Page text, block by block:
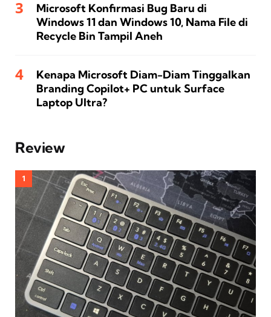
Microsoft Konfirmasi Bug Baru di
Windows 11 dan Windows 10, Nama File di
Recycle Bin Tampil Aneh
Kenapa Microsoft Diam-Diam Tinggalkan
Branding Copilot+ PC untuk Surface
Laptop Ultra?
Review